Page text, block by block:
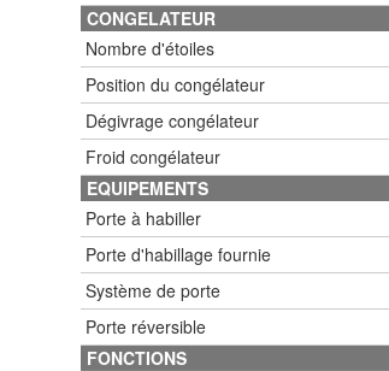
CONGELATEUR
Nombre d'étoiles
Position du congélateur
Dégivrage congélateur
Froid congélateur
EQUIPEMENTS
Porte à habiller
Porte d'habillage fournie
Système de porte
Porte réversible
FONCTIONS